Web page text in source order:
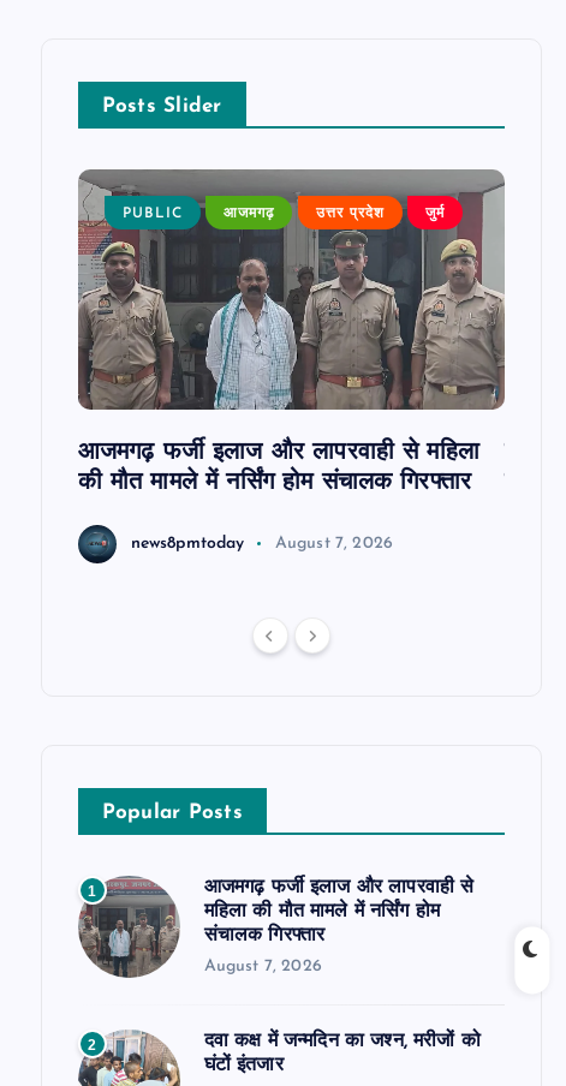
Posts Slider
PUBLIC आजमगढ़ उत्तर प्रदेश जुर्म
आजमगढ़ फर्जी इलाज और लापरवाही से महिला
की मौत मामले में नर्सिंग होम संचालक गिरफ्तार
news8pmtoday August 7, 2026
दवा
इंतजार
Popular Posts
1
आजमगढ़ फर्जी इलाज और लापरवाही से
महिला की मौत मामले में नर्सिंग होम
संचालक गिरफ्तार
August 7, 2026
2
दवा कक्ष में जन्मदिन का जश्न, मरीजों को
घंटों इंतजार